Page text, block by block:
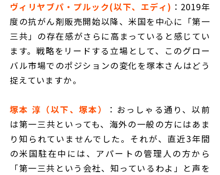
ヴィリヤブパ・プルック(以下、エディ) ：2019年
度の抗がん剤販売開始以降、米国を中心に「第一
三共」の存在感がさらに高まっていると感じてい
ます。戦略をリードする立場として、このグロー
バル市場でのポジションの変化を塚本さんはどう
捉えていますか。
塚本 淳（以下、塚本）
：おっしゃる通り、以前
は第一三共といっても、海外の一般の方にはあま
り知られていませんでした。それが、直近3年間
の米国駐在中には、アパートの管理人の方から
「第一三共という会社、知っているわよ」と声を